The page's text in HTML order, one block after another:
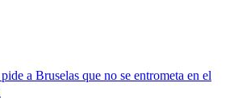
a Bruselas que no se entrometa en el